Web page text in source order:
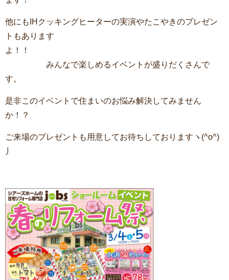
他にもIHクッキングヒーターの実演やたこやきのプレゼン
トもあります
よ！！
みんなで楽しめるイベントが盛りだくさんで
す。
是非このイベントで住まいのお悩み解決してみません
か！？
ご来場のプレゼントも用意してお待ちしておりますヽ(^o^)
丿